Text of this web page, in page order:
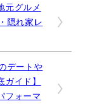
元グルメ
隠れ家レ
デートや
イド】
フォーマ